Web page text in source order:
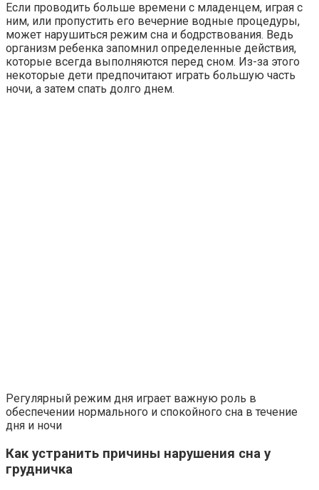
Если проводить больше времени с младенцем, играя с
ним, или пропустить его вечерние водные процедуры,
может нарушиться режим сна и бодрствования. Ведь
организм ребенка запомнил определенные действия,
которые всегда выполняются перед сном. Из-за этого
некоторые дети предпочитают играть большую часть
ночи, а затем спать долго днем.
Регулярный режим дня играет важную роль в
обеспечении нормального и спокойного сна в течение
дня и ночи
Как устранить причины нарушения сна у
грудничка